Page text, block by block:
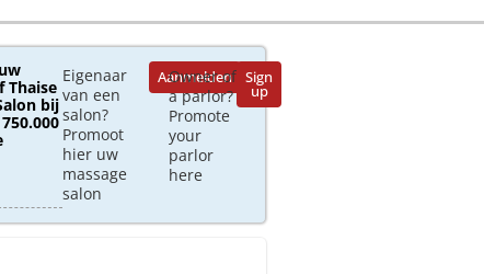
Thaise
bij
Eigenaar
van een
salon?
Promoot
hier uw
massage
salon
Aanmelden
Owner of
a parlor?
Promote
your
parlor
here
Sign
up